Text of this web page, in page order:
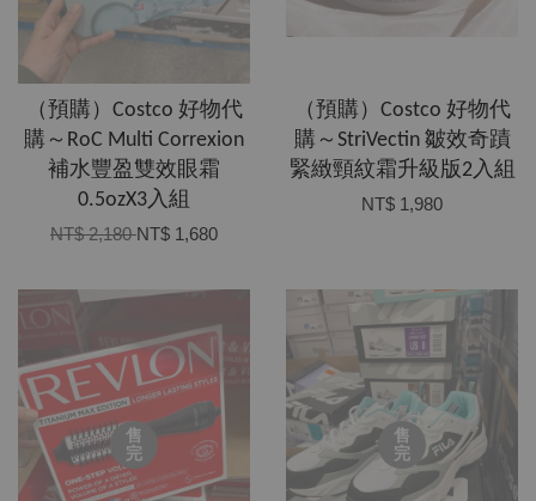
（預購）Costco 好物代
購～RoC Multi Correxion
補水豐盈雙效眼霜
0.5ozX3入組
NT$ 2,180NT$ 1,680
（預購）Costco 好物代
購～StriVectin 皺效奇蹟
緊緻頸紋霜升級版2入組
NT$ 1,980
售
完
售
完